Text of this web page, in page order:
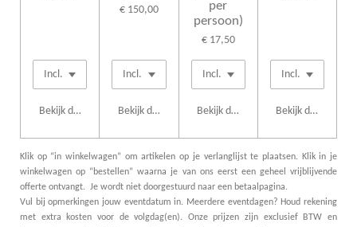
Bekijk details
€ 150,00
Bekijk details
per
persoon)
€ 17,50
Bekijk details Bekijk details
Klik op “in winkelwagen” om artikelen op je verlanglijst te plaatsen. Klik in je
winkelwagen op “bestellen” waarna je van ons eerst een geheel vrijblijvende
offerte ontvangt. Je wordt niet doorgestuurd naar een betaalpagina.
Vul bij opmerkingen jouw eventdatum in. Meerdere eventdagen? Houd rekening
met extra kosten voor de volgdag(en). Onze prijzen zijn exclusief BTW en